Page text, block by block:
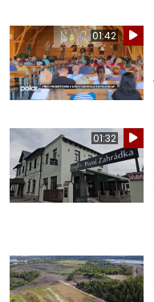
01:42
01:32